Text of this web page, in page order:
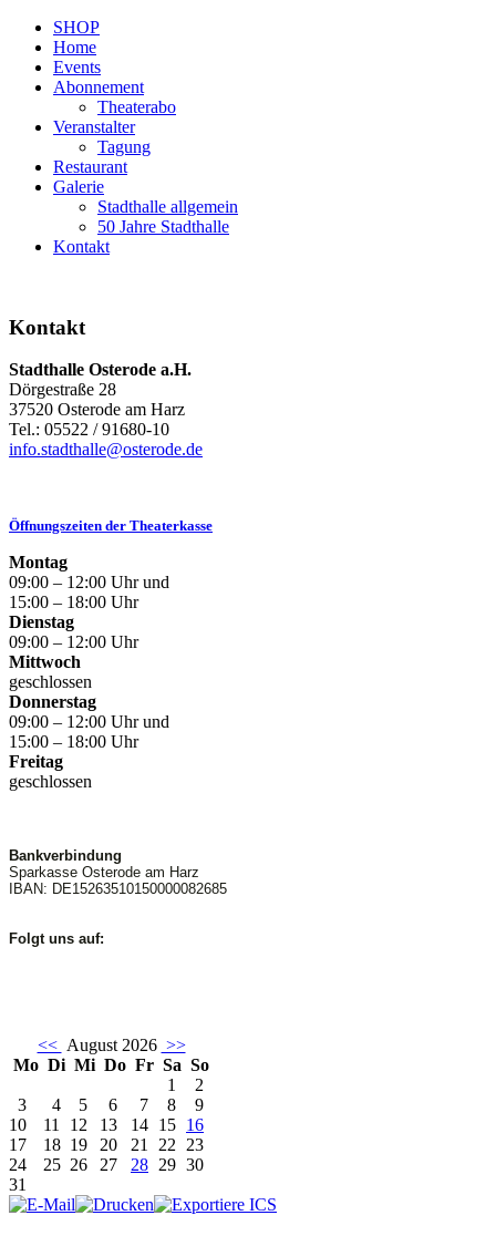
SHOP
Home
Events
Abonnement
Theaterabo
Veranstalter
Tagung
Restaurant
Galerie
Stadthalle allgemein
50 Jahre Stadthalle
Kontakt
Kontakt
Stadthalle Osterode a.H.
Dörgestraße 28
37520 Osterode am Harz
Tel.: 05522 / 91680-10
info.stadthalle@osterode.de
Öffnungszeiten der Theaterkasse
Montag
09:00 – 12:00 Uhr und
15:00 – 18:00 Uhr
Dienstag
09:00 – 12:00 Uhr
Mittwoch
geschlossen
Donnerstag
09:00 – 12:00 Uhr und
15:00 – 18:00 Uhr
Freitag
geschlossen
Bankverbindung
Sparkasse Osterode am Harz
IBAN: DE15263510150000082685
Folgt uns auf:
<< August 2026 >>
Mo Di Mi Do Fr Sa So
1
2
3
4 5 6 7 8
9
10
11 12 13 14 15 16
17
18 19 20 21 22 23
24
25 26 27 28 29 30
31